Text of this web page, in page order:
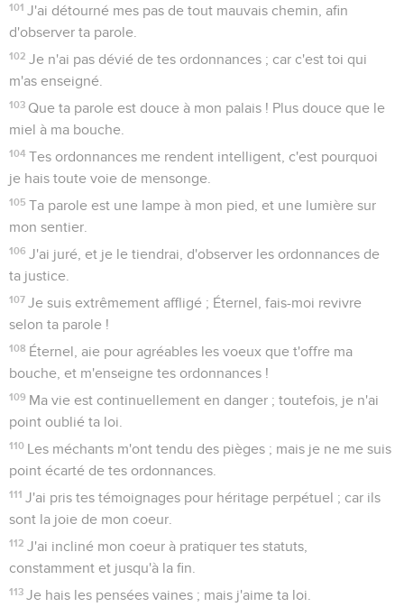
101 J'ai détourné mes pas de tout mauvais chemin, afin
d'observer ta parole.
102 Je n'ai pas dévié de tes ordonnances ; car c'est toi qui
m'as enseigné.
103 Que ta parole est douce à mon palais ! Plus douce que le
miel à ma bouche.
104 Tes ordonnances me rendent intelligent, c'est pourquoi
je hais toute voie de mensonge.
105 Ta parole est une lampe à mon pied, et une lumière sur
mon sentier.
106 J'ai juré, et je le tiendrai, d'observer les ordonnances de
ta justice.
107 Je suis extrêmement affligé ; Éternel, fais-moi revivre
selon ta parole !
108 Éternel, aie pour agréables les voeux que t'offre ma
bouche, et m'enseigne tes ordonnances !
109 Ma vie est continuellement en danger ; toutefois, je n'ai
point oublié ta loi.
110 Les méchants m'ont tendu des pièges ; mais je ne me suis
point écarté de tes ordonnances.
111 J'ai pris tes témoignages pour héritage perpétuel ; car ils
sont la joie de mon coeur.
112 J'ai incliné mon coeur à pratiquer tes statuts,
constamment et jusqu'à la fin.
113 Je hais les pensées vaines ; mais j'aime ta loi.